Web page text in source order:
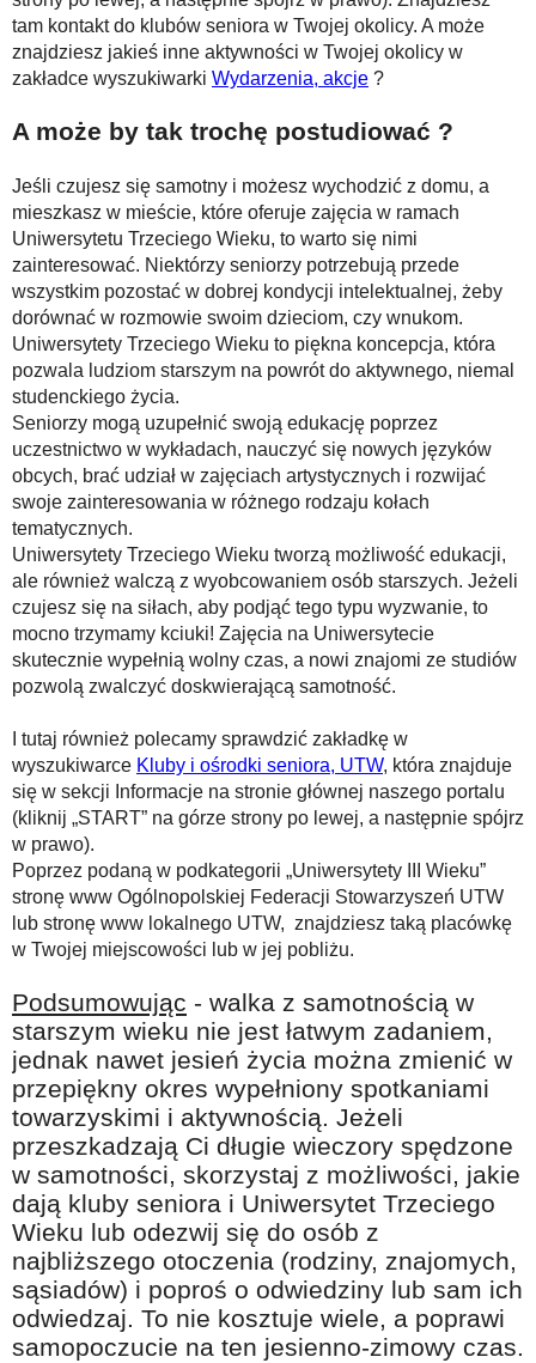
tam kontakt do klubów seniora w Twojej okolicy. A może
znajdziesz jakieś inne aktywności w Twojej okolicy w
zakładce wyszukiwarki Wydarzenia, akcje ?
A może by tak trochę postudiować ?
Jeśli czujesz się samotny i możesz wychodzić z domu, a
mieszkasz w mieście, które oferuje zajęcia w ramach
Uniwersytetu Trzeciego Wieku, to warto się nimi
zainteresować. Niektórzy seniorzy potrzebują przede
wszystkim pozostać w dobrej kondycji intelektualnej, żeby
dorównać w rozmowie swoim dzieciom, czy wnukom.
Uniwersytety Trzeciego Wieku to piękna koncepcja, która
pozwala ludziom starszym na powrót do aktywnego, niemal
studenckiego życia.
Seniorzy mogą uzupełnić swoją edukację poprzez
uczestnictwo w wykładach, nauczyć się nowych języków
obcych, brać udział w zajęciach artystycznych i rozwijać
swoje zainteresowania w różnego rodzaju kołach
tematycznych.
Uniwersytety Trzeciego Wieku tworzą możliwość edukacji,
ale również walczą z wyobcowaniem osób starszych. Jeżeli
czujesz się na siłach, aby podjąć tego typu wyzwanie, to
mocno trzymamy kciuki! Zajęcia na Uniwersytecie
skutecznie wypełnią wolny czas, a nowi znajomi ze studiów
pozwolą zwalczyć doskwierającą samotność.
I tutaj również polecamy sprawdzić zakładkę w
wyszukiwarce Kluby i ośrodki seniora, UTW, która znajduje
się w sekcji Informacje na stronie głównej naszego portalu
(kliknij „START” na górze strony po lewej, a następnie spójrz
w prawo).
Poprzez podaną w podkategorii „Uniwersytety III Wieku”
stronę www Ogólnopolskiej Federacji Stowarzyszeń UTW
lub stronę www lokalnego UTW, znajdziesz taką placówkę
w Twojej miejscowości lub w jej pobliżu.
Podsumowując - walka z samotnością w
starszym wieku nie jest łatwym zadaniem,
jednak nawet jesień życia można zmienić w
przepiękny okres wypełniony spotkaniami
towarzyskimi i aktywnością. Jeżeli
przeszkadzają Ci długie wieczory spędzone
w samotności, skorzystaj z możliwości, jakie
dają kluby seniora i Uniwersytet Trzeciego
Wieku lub odezwij się do osób z
najbliższego otoczenia (rodziny, znajomych,
sąsiadów) i poproś o odwiedziny lub sam ich
odwiedzaj. To nie kosztuje wiele, a poprawi
samopoczucie na ten jesienno-zimowy czas.